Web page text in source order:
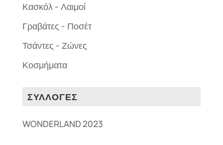
Κασκόλ - Λαιμοί
Γραβάτες - Ποσέτ
Τσάντες - Ζώνες
Κοσμήματα
ΣΥΛΛΟΓΕΣ
WONDERLAND 2023